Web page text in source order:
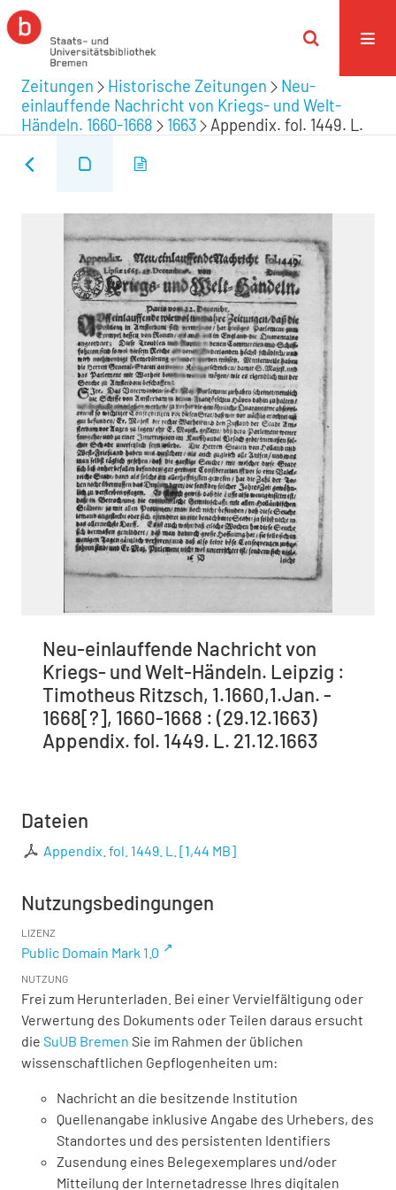
Zeitungen Historische Zeitungen
Neu-
einlauffende Nachricht von Kriegs- und Welt-
Händeln. 1660-1668
1663 Appendix. fol. 1449. L.
Neu-einlauffende Nachricht von
Kriegs- und Welt-Händeln. Leipzig :
Timotheus Ritzsch, 1.1660,1.Jan. -
1668[?], 1660-1668 : (29.12.1663)
Appendix. fol. 1449. L. 21.12.1663
Dateien
Appendix. fol. 1449. L. [1,44 MB]
Nutzungsbedingungen
LIZENZ
Public Domain Mark 1.0
NUTZUNG
Frei zum Herunterladen. Bei einer Vervielfältigung oder
Verwertung des Dokuments oder Teilen daraus ersucht
die SuUB Bremen Sie im Rahmen der üblichen
wissenschaftlichen Gepflogenheiten um:
Nachricht an die besitzende Institution
Quellenangabe inklusive Angabe des Urhebers, des
Standortes und des persistenten Identifiers
Zusendung eines Belegexemplares und/oder
Mitteilung der Internetadresse Ihres digitalen